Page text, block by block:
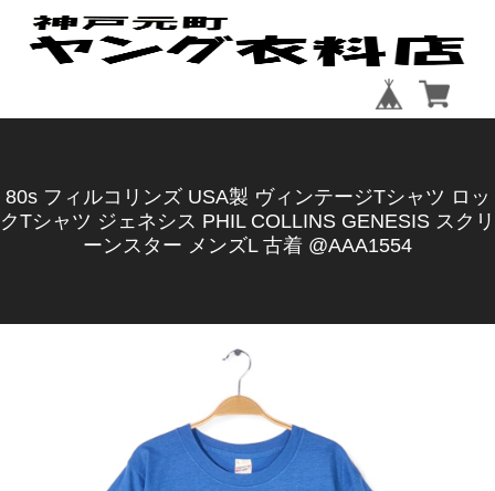
80s フィルコリンズ USA製 ヴィンテージTシャツ ロッ
クTシャツ ジェネシス PHIL COLLINS GENESIS スクリ
ーンスター メンズL 古着 @AAA1554